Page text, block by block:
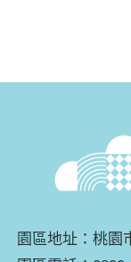
園區地址：桃園